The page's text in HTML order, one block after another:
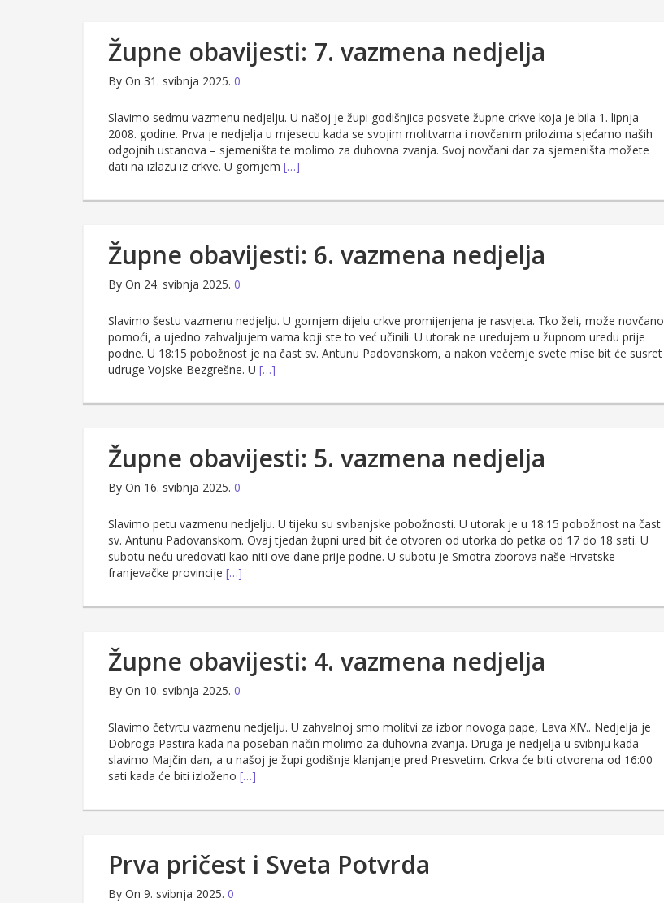
Župne obavijesti: 7. vazmena nedjelja
By On 31. svibnja 2025. 0
Slavimo sedmu vazmenu nedjelju. U našoj je župi godišnjica posvete župne crkve koja je bila 1. lipnja
2008. godine. Prva je nedjelja u mjesecu kada se svojim molitvama i novčanim prilozima sjećamo naših
odgojnih ustanova – sjemeništa te molimo za duhovna zvanja. Svoj novčani dar za sjemeništa možete
dati na izlazu iz crkve. U gornjem […]
Župne obavijesti: 6. vazmena nedjelja
By On 24. svibnja 2025. 0
Slavimo šestu vazmenu nedjelju. U gornjem dijelu crkve promijenjena je rasvjeta. Tko želi, može novčano
pomoći, a ujedno zahvaljujem vama koji ste to već učinili. U utorak ne uredujem u župnom uredu prije
podne. U 18:15 pobožnost je na čast sv. Antunu Padovanskom, a nakon večernje svete mise bit će susret
udruge Vojske Bezgrešne. U […]
Župne obavijesti: 5. vazmena nedjelja
By On 16. svibnja 2025. 0
Slavimo petu vazmenu nedjelju. U tijeku su svibanjske pobožnosti. U utorak je u 18:15 pobožnost na čast
sv. Antunu Padovanskom. Ovaj tjedan župni ured bit će otvoren od utorka do petka od 17 do 18 sati. U
subotu neću uredovati kao niti ove dane prije podne. U subotu je Smotra zborova naše Hrvatske
franjevačke provincije […]
Župne obavijesti: 4. vazmena nedjelja
By On 10. svibnja 2025. 0
Slavimo četvrtu vazmenu nedjelju. U zahvalnoj smo molitvi za izbor novoga pape, Lava XIV.. Nedjelja je
Dobroga Pastira kada na poseban način molimo za duhovna zvanja. Druga je nedjelja u svibnju kada
slavimo Majčin dan, a u našoj je župi godišnje klanjanje pred Presvetim. Crkva će biti otvorena od 16:00
sati kada će biti izloženo […]
Prva pričest i Sveta Potvrda
By On 9. svibnja 2025. 0